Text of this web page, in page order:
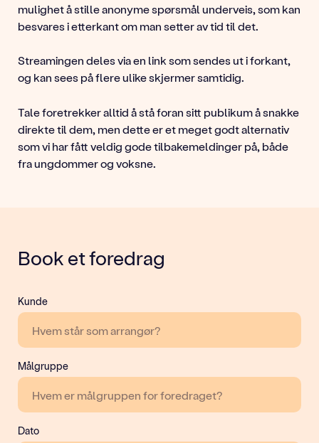
mulighet å stille anonyme spørsmål underveis, som kan
besvares i etterkant om man setter av tid til det.
Streamingen deles via en link som sendes ut i forkant,
og kan sees på flere ulike skjermer samtidig.
Tale foretrekker alltid å stå foran sitt publikum å snakke
direkte til dem, men dette er et meget godt alternativ
som vi har fått veldig gode tilbakemeldinger på, både
fra ungdommer og voksne.
Book et foredrag
Kunde
Målgruppe
Dato